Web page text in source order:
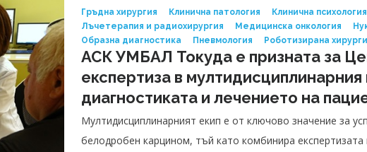
Гръдна хирургия
Клинична патология
Клинична
Лъчетерапия и радиохирургия
Медицинска онкология
Образна диагностика
Пневмология Роботизирана
АСК УМБАЛ Токуда е призната за
експертиза в
диагностиката и лечението на
дроб
Мултидисциплинарният екип е от ключово значение за
белодробен карцином, тъй като комбинира експертизата